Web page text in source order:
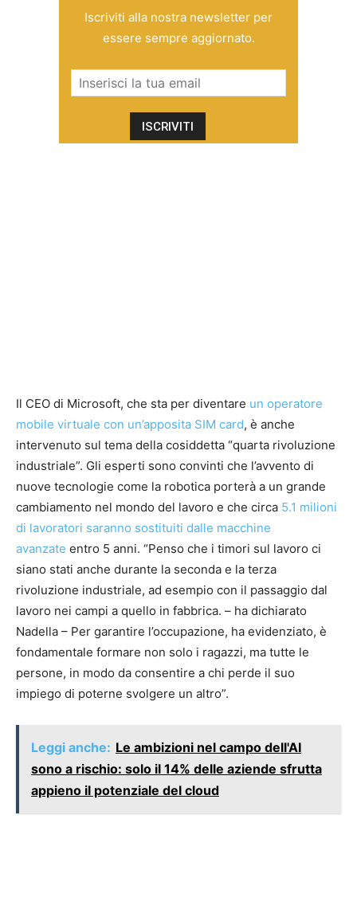
Iscriviti alla nostra newsletter per
essere sempre aggiornato.
Il CEO di Microsoft, che sta per diventare un operatore
mobile virtuale con un’apposita SIM card, è anche
intervenuto sul tema della cosiddetta “quarta rivoluzione
industriale”. Gli esperti sono convinti che l’avvento di
nuove tecnologie come la robotica porterà a un grande
cambiamento nel mondo del lavoro e che circa 5.1 milioni
di lavoratori saranno sostituiti dalle macchine
avanzate entro 5 anni. “Penso che i timori sul lavoro ci
siano stati anche durante la seconda e la terza
rivoluzione industriale, ad esempio con il passaggio dal
lavoro nei campi a quello in fabbrica. – ha dichiarato
Nadella – Per garantire l’occupazione, ha evidenziato, è
fondamentale formare non solo i ragazzi, ma tutte le
persone, in modo da consentire a chi perde il suo
impiego di poterne svolgere un altro”.
Leggi anche: Le ambizioni nel campo dell'AI
sono a rischio: solo il 14% delle aziende sfrutta
appieno il potenziale del cloud